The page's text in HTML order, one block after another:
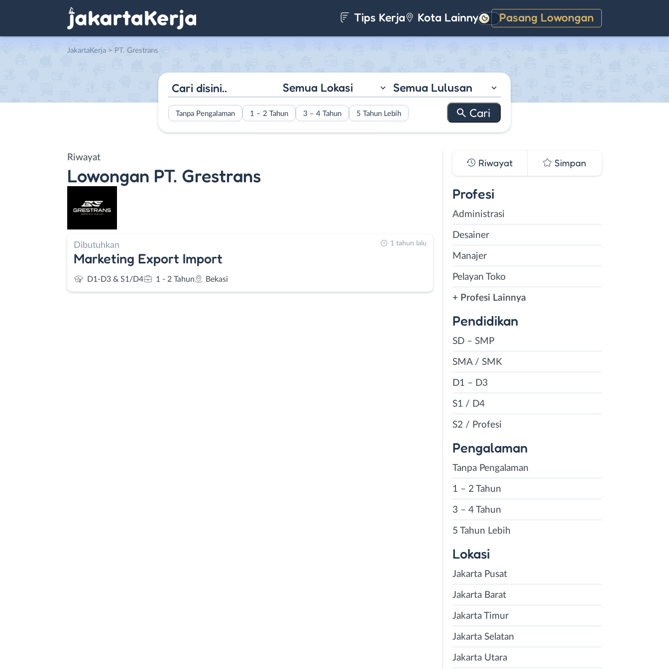
Tips Kerja Kota Lainnya Pasang Lowongan
Gelap
JakartaKerja > PT. Grestrans
Semua Lokasi Semua Lulusan
Tanpa Pengalaman 1 – 2 Tahun 3 – 4 Tahun 5 Tahun Lebih
Riwayat
Lowongan PT. Grestrans
Dibutuhkan
Marketing Export Import
D1-D3 & S1/D4 1 - 2 Tahun Bekasi
1 tahun lalu
Riwayat Simpan
Profesi
Administrasi
Desainer
Manajer
Pelayan Toko
+ Profesi Lainnya
Pendidikan
SD – SMP
SMA / SMK
D1 – D3
S1 / D4
S2 / Profesi
Pengalaman
Tanpa Pengalaman
1 – 2 Tahun
3 – 4 Tahun
5 Tahun Lebih
Lokasi
Jakarta Pusat
Jakarta Barat
Jakarta Timur
Jakarta Selatan
Jakarta Utara